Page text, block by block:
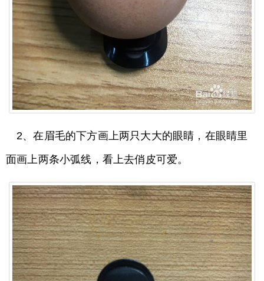
2、在眉毛的下方画上两只大大的眼睛，在眼睛里
面画上两条小弧线，看上去俏皮可爱。